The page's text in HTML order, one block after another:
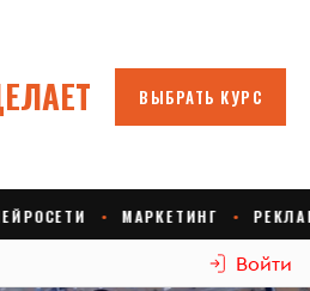
Войти